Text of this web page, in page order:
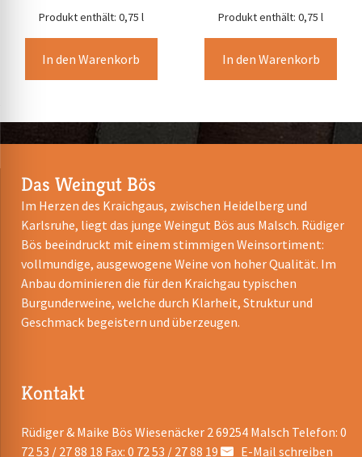
Produkt enthält: 0,75 l
In den Warenkorb
Produkt enthält: 0,75l
In den Warenkorb
Das Weingut Bös
Im Herzen des Kraichgaus, zwischen Heidelberg und
Karlsruhe, liegt das junge Weingut Bös aus Malsch. Rüdiger
Bös beeindruckt mit einem stimmigen Weinsortiment:
vollmundige, ausgewogene Weine von hoher Qualität. Im
Anbau dominieren die für den Kraichgau typischen
Burgunderweine, welche durch Klarheit, Struktur und
Geschmack begeistern und überzeugen.
Kontakt
Rüdiger & Maike Bös Wiesenäcker 2 69254 Malsch Telefon: 0
72 53 / 27 88 18 Fax: 0 72 53 / 27 88 19
E-Mail schreiben